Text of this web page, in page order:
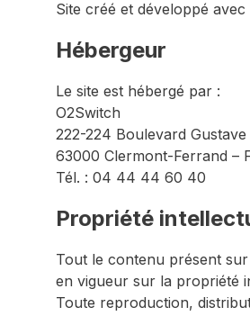
Site créé et développé
Hébergeur
Le site est hébergé par :
O2Switch
222-224 Boulevard
63000 Clermont-Ferrand –
Tél. : 04 44 44 60 40
Propriété
Tout le contenu présent
en vigueur sur la propriété
Toute reproduction,